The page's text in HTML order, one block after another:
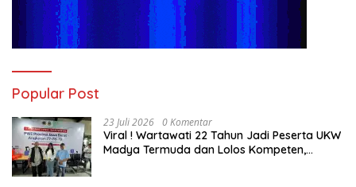
Popular Post
23 Juli 2026 0 Komentar
Viral ! Wartawati 22 Tahun Jadi Peserta UKW
Madya Termuda dan Lolos Kompeten,